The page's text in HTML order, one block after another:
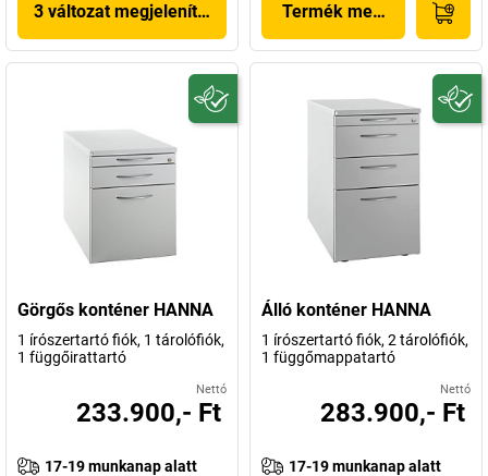
3 változat megjelenítése Termék megjelenítése
Görgős konténer HANNA
1 írószertartó fiók, 1 tárolófiók,
1 függőirattartó
Nettó
233.900,- Ft
17-19 munkanap alatt
Álló konténer HANNA
1 írószertartó fiók, 2 tárolófiók,
1 függőmappatartó
Nettó
283.900,- Ft
17-19 munkanap alatt